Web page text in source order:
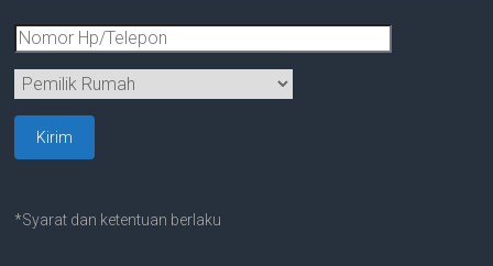
*Syarat dan ketentuan berlaku